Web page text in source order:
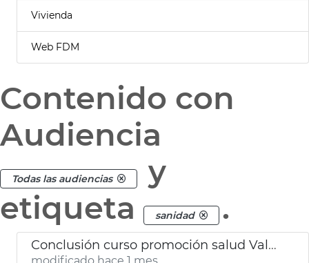
Vivienda
Web FDM
Contenido con
Audiencia
Todas las audiencias
y
etiqueta
sanidad .
Conclusión curso promoción salud València
modificado hace 1 mes